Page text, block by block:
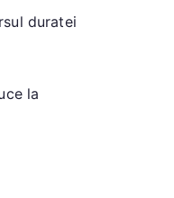
duratei
la